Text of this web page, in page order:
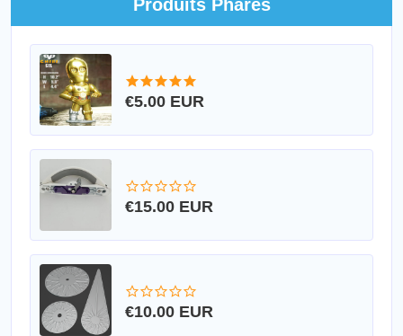
Produits Phares
€5.00 EUR
€15.00 EUR
€10.00 EUR